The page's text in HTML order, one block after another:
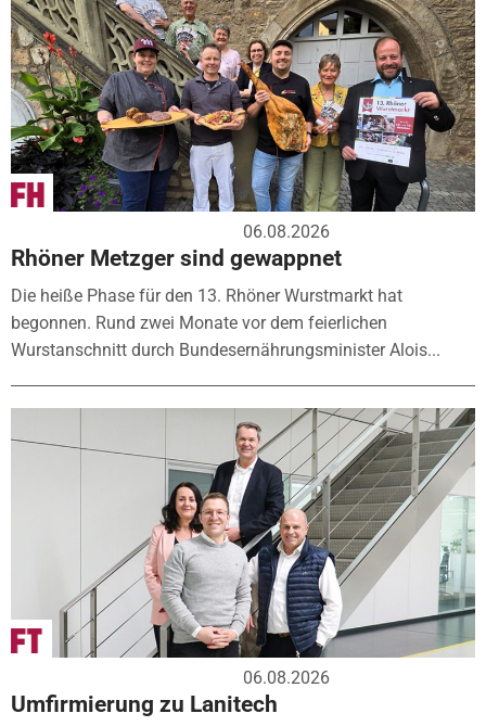
06.08.2026
Rhöner Metzger sind gewappnet
Die heiße Phase für den 13. Rhöner Wurstmarkt hat
begonnen. Rund zwei Monate vor dem feierlichen
Wurstanschnitt durch Bundesernährungsminister Alois...
06.08.2026
Umfirmierung zu Lanitech